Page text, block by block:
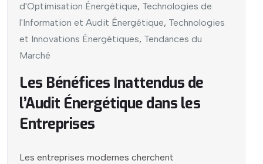
d'Optimisation Énergétique, Technologies de
l'Information et Audit Énergétique, Technologies
et Innovations Énergétiques, Tendances du
Marché
Les Bénéfices Inattendus de
l’Audit Énergétique dans les
Entreprises
Les entreprises modernes cherchent